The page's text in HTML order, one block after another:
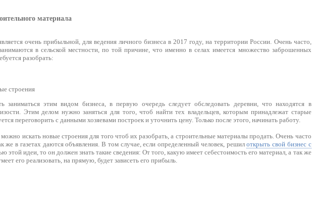
материала
очень прибыльной, для ведения личного бизнеса в 2017 году, на территории России. Очень часто,
в сельской местности, по той причине, что именно в селах имеется множество заброшенных
разобрать:
строения
заниматься этим видом бизнеса, в первую очередь следует обследовать деревни, что находятся в
Этим делом нужно заняться для того, чтоб найти тех владельцев, которым принадлежат старые
переговорить с данными хозяевами построек и уточнить цену. Только после этого, начинать работу.
искать новые строения для того чтоб их разобрать, а строительные материалы продать. Очень часто
же в газетах даются объявления. В том случае, если определенный человек, решилоткрыть свой бизнес с
идеи, то он должен знать такие сведения: От того, какую имеет себестоимость его материал, а так же
его реализовать, на прямую, будет зависеть его прибыль.